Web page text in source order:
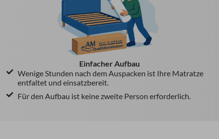
Einfacher Aufbau
Wenige Stunden nach dem Auspacken ist Ihre Matratze
entfaltet und einsatzbereit.
Für den Aufbau ist keine zweite Person erforderlich.